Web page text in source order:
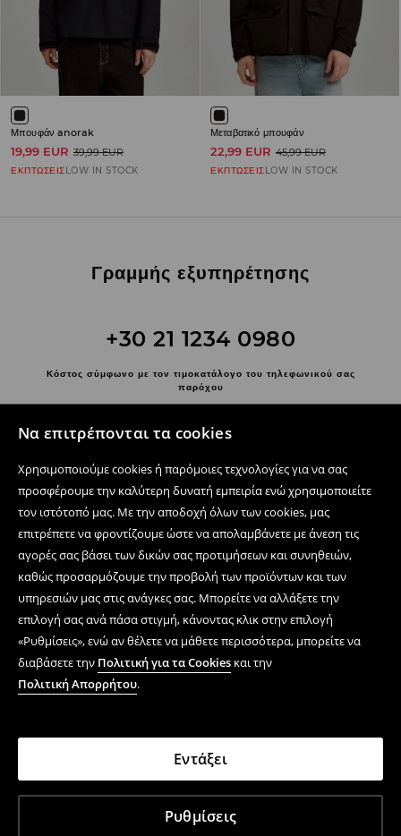
Να επιτρέπονται τα cookies
Χρησιμοποιούμε cookies ή παρόμοιες τεχνολογίες για να σας
προσφέρουμε την καλύτερη δυνατή εμπειρία ενώ χρησιμοποιείτε
τον ιστότοπό μας. Με την αποδοχή όλων των cookies, μας
επιτρέπετε να φροντίζουμε ώστε να απολαμβάνετε με άνεση τις
αγορές σας βάσει των δικών σας προτιμήσεων και συνηθειών,
καθώς προσαρμόζουμε την προβολή των προϊόντων και των
υπηρεσιών μας στις ανάγκες σας. Μπορείτε να αλλάξετε την
επιλογή σας ανά πάσα στιγμή, κάνοντας κλικ στην επιλογή
«Ρυθμίσεις», ενώ αν θέλετε να μάθετε περισσότερα, μπορείτε να
διαβάσετε την Πολιτική για τα Cookies και την
Πολιτική Απορρήτου.
Ρυθμίσεις
Εντάξει
Μπουφάν anorak
19,99 EUR 39,99 EUR
ΕΚΠΤΩΣΕΙΣLOW IN STOCK
Μεταβατικό μπουφάν
22,99 EUR 45,99 EUR
ΕΚΠΤΩΣΕΙΣLOW IN STOCK
Γραμμής εξυπηρέτησης
+30 21 1234 0980
Κόστος σύμφωνο με τον τιμοκατάλογο του τηλεφωνικού σας
παρόχου
Ακολουθήστε μας
Κέντρο βοήθειας
Ηλεκτρονικές αγορές
Πολιτική Απορρήτου
LPP GREECE Μονοπώλιο Ιδωτικό, Κεφαλαία Επιχείρηση
Ι.&K;&E;. Ηλιανική Εμπορικό Ειδών Ιματισμού, Αγγελιαφόροι &
Εννοιολόγοι 5, Αθήνα, Τ.Κ.:11527, Α.Φ.Μ.: 801864698 - Δ.Ο.Υ.